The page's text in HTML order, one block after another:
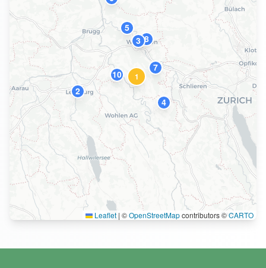
1
2
3
4
5
7
8
10
Leaflet | ©OpenStreetMapcontributors ©CARTO